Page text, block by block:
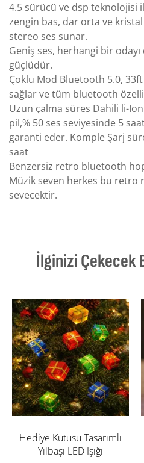
4.5 sürücü ve dsp
zengin bas, dar orta ve
stereo ses sunar.
Geniş ses, herhangi bir
güçlüdür.
Çoklu Mod Bluetooth 5.0,
sağlar ve tüm bluetooth
Uzun çalma süres Dahili li-
pil,% 50 ses seviyesinde 5
garanti eder. Komple Şarj
saat
Benzersiz retro bluetooth
Müzik seven herkes bu retro
sevecektir.
İlginizi Çekecek
Hediye Kutusu Tasarımlı
Yılbaşı LED Işığı